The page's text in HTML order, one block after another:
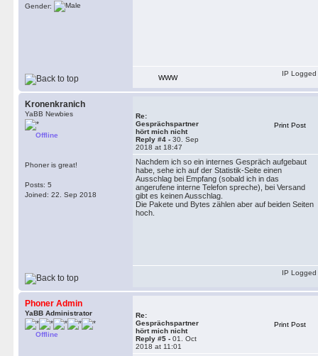
Gender:
WWW
IP Logged
Kronenkranich
YaBB Newbies
Offline
Phoner is great!
Posts: 5
Joined: 22. Sep 2018
Re:
Gesprächspartner
hört mich nicht
Reply #4 - 30. Sep
2018 at 18:47
Print Post
Nachdem ich so ein internes Gespräch aufgebaut
habe, sehe ich auf der Statistik-Seite einen
Ausschlag bei Empfang (sobald ich in das
angerufene interne Telefon spreche), bei Versand
gibt es keinen Ausschlag.
Die Pakete und Bytes zählen aber auf beiden Seiten
hoch.
IP Logged
Phoner Admin
YaBB Administrator
Offline
Re:
Gesprächspartner
hört mich nicht
Reply #5 - 01. Oct
2018 at 11:01
Print Post